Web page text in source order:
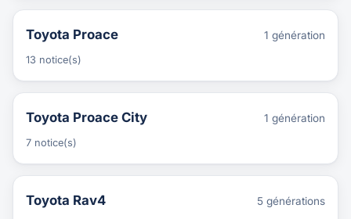
Toyota Proace 1 génération
13 notice(s)
Toyota Proace City 1 génération
7 notice(s)
Toyota Rav4 5 générations